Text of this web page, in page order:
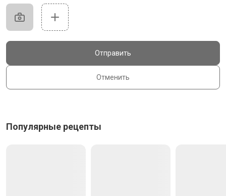
Отменить
Отправить
Популярные рецепты